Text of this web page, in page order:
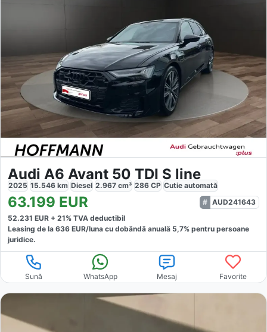
Audi A6 Avant 50 TDI S line
2025 15.546 km Diesel 2.967 cm³ 286 CP Cutie automată
63.199 EUR
AUD241643
52.231 EUR + 21% TVA deductibil
Leasing de la 636 EUR/luna cu dobăndă anuală 5,7% pentru persoane
juridice.
Sună WhatsApp Mesaj Favorite